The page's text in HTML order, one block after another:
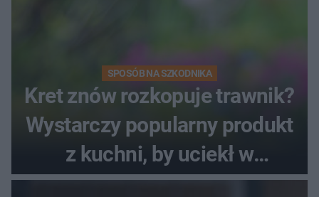
SPOSÓB NA SZKODNIKA
Kret znów rozkopuje trawnik?
Wystarczy popularny produkt
z kuchni, by uciekł w
popłochu